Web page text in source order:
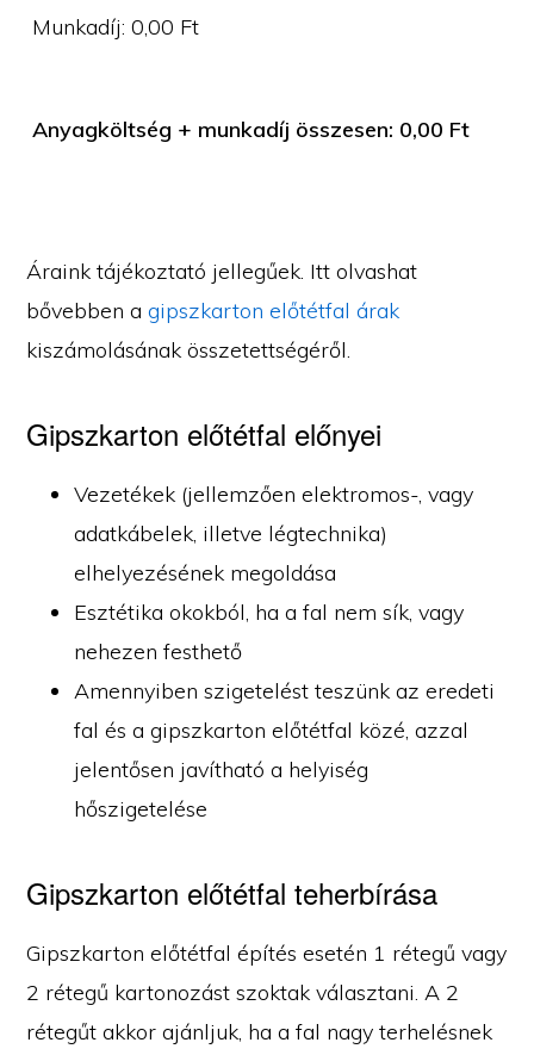
Munkadíj:0,00 Ft
Anyagköltség + munkadíj összesen: 0,00 Ft
Áraink tájékoztató jellegűek. Itt olvashat
bővebben agipszkarton előtétfal árak
kiszámolásának összetettségéről.
Gipszkarton előtétfal előnyei
Vezetékek (jellemzően elektromos-, vagy
adatkábelek, illetve légtechnika)
elhelyezésének megoldása
Esztétika okokból, ha a fal nem sík, vagy
nehezen festhető
Amennyiben szigetelést teszünk az eredeti
fal és a gipszkarton előtétfal közé, azzal
jelentősen javítható a helyiség
hőszigetelése
Gipszkarton előtétfal teherbírása
Gipszkarton előtétfal építés esetén 1 rétegű vagy
2 rétegű kartonozást szoktak választani. A 2
rétegűt akkor ajánljuk, ha a fal nagy terhelésnek